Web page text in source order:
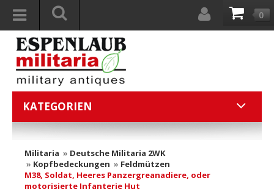
0
KATEGORIEN
Militaria » Deutsche Militaria 2WK
» Kopfbedeckungen » Feldmützen
M38, Soldat, Heeres Panzergreanadiere, oder
motorisierte Infanterie Hut